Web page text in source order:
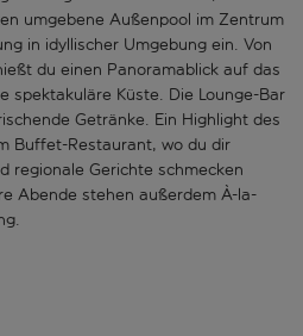
umgebene Außenpool im Zentrum
in idyllischer Umgebung ein. Von
du einen Panoramablick auf das
spektakuläre Küste. Die Lounge-Bar
Getränke. Ein Highlight des
Buffet-Restaurant, wo du dir
regionale Gerichte schmecken
Abende stehen außerdem À-la-